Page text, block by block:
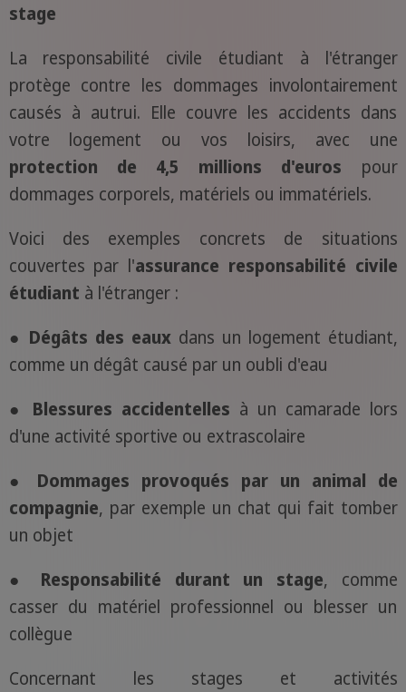
stage
La responsabilité civile étudiant à l'étranger
protège contre les dommages involontairement
causés à autrui. Elle couvre les accidents dans
votre logement ou vos loisirs, avec une
protection de 4,5 millions d'euros pour
dommages corporels, matériels ou immatériels.
Voici des exemples concrets de situations
couvertes par l'assurance responsabilité civile
étudiant à l'étranger :
● Dégâts des eauxdans un logement étudiant,
comme un dégât causé par un oubli d'eau
● Blessures accidentelles à un camarade lors
d'une activité sportive ou extrascolaire
● Dommages provoqués par un animal de
compagnie, par exemple un chat qui fait tomber
un objet
● Responsabilité durant un stage, comme
casser du matériel professionnel ou blesser un
collègue
Concernant les stages et activités